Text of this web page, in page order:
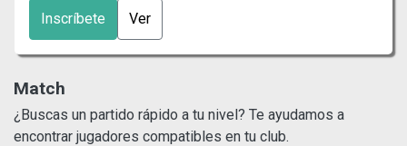
Inscríbete Ver
Match
¿Buscas un partido rápido a tu nivel? Te ayudamos a
encontrar jugadores compatibles en tu club.